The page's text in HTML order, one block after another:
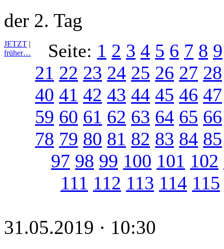
der 2. Tag
JETZT |
früher…
Seite: 1 2 3 4 5 6 7 8 9
21 22 23 24 25 26 27 28
40 41 42 43 44 45 46 47
59 60 61 62 63 64 65 66
78 79 80 81 82 83 84 85
97 98 99 100 101 102
111 112 113 114 115
31.05.2019 · 10:30